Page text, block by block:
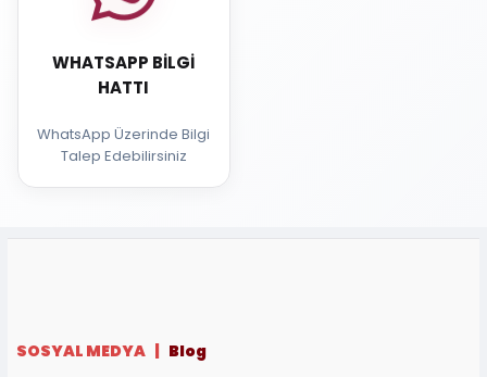
WHATSAPP BILGI
HATTI
WhatsApp Üzerinde Bilgi
Talep Edebilirsiniz
SOSYAL MEDYA | Blog